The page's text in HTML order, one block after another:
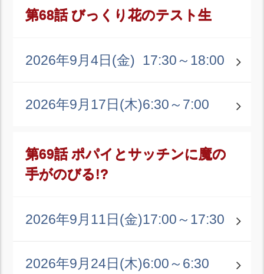
第68話 びっくり花のテスト生
2026年9月4日(金) 17:30～18:00
2026年9月17日(木)6:30～7:00
第69話 ポパイとサッチンに魔の
手がのびる!?
2026年9月11日(金)17:00～17:30
2026年9月24日(木)6:00～6:30